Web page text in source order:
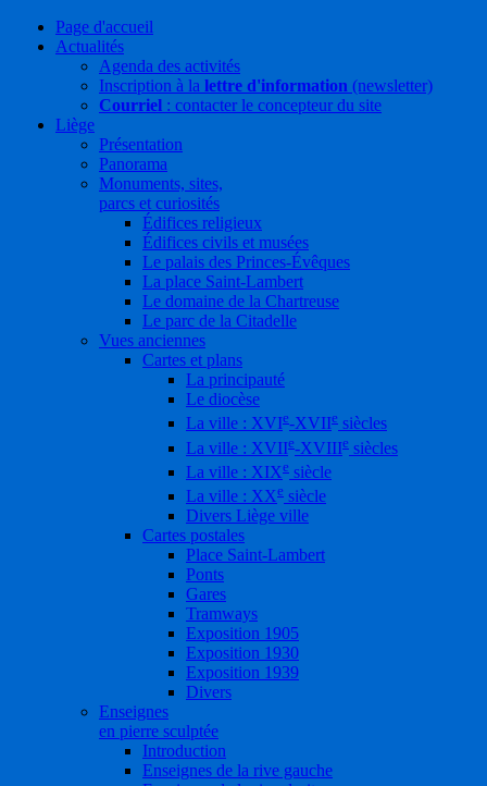
Page d'accueil
Actualités
Agenda des activités
Inscription à la lettre d'information (newsletter)
Courriel : contacter le concepteur du site
Liège
Présentation
Panorama
Monuments, sites,
parcs et curiosités
Édifices religieux
Édifices civils et musées
Le palais des Princes-Évêques
La place Saint-Lambert
Le domaine de la Chartreuse
Le parc de la Citadelle
Vues anciennes
Cartes et plans
La principauté
Le diocèse
La ville : XVIe-XVIIe siècles
La ville : XVIIe-XVIIIe siècles
La ville : XIXe siècle
La ville : XXe siècle
Divers Liège ville
Cartes postales
Place Saint-Lambert
Ponts
Gares
Tramways
Exposition 1905
Exposition 1930
Exposition 1939
Divers
Enseignes
en pierre sculptée
Introduction
Enseignes de la rive gauche